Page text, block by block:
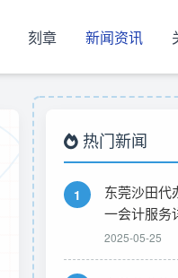
刻章 新闻资讯
热门新闻
1
东莞沙田代
一会计服务
2025-05-25